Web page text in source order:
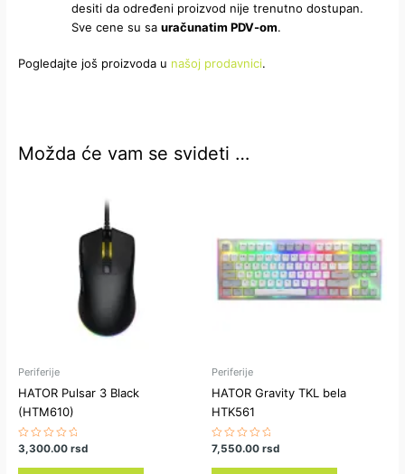
desiti da određeni proizvod nije trenutno dostupan.
Sve cene su sauračunatim PDV-om.
Pogledajte još proizvoda u našoj prodavnici.
Možda će vam se svideti …
Periferije
HATOR Pulsar 3 Black
(HTM610)
Ocenjeno
sa
0
3,300.00rsd
Periferije
HATOR Gravity TKL bela
HTK561
Ocenjeno
sa
0
7,550.00 rsd